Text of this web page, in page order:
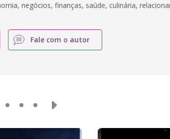
negócios, finanças, saúde, culinária,
Fale com o autor